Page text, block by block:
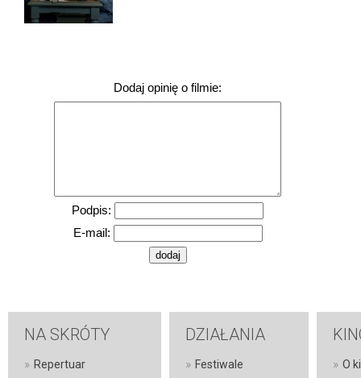
Dodaj opinię o filmie:
Podpis:
E-mail:
NA SKRÓTY
» Repertuar
DZIAŁANIA
» Festiwale » O